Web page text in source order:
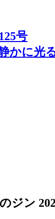
号
かに光
ジン